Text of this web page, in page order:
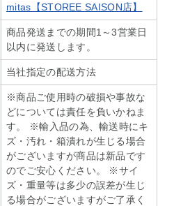
mitas【STOREE SAISON店】
商品発送までの期間1～3営業日
以内に発送します。
当社指定の配送方法
※商品ご使用時の破損や事故な
どについては責任を負いかねま
す。 ※輸入品の為、輸送時にキ
ズ・汚れ・箱潰れが生じる場合
がございますが商品は新品です
のでご安心ください。 ※サイ
ズ・重量等は多少の誤差が生じ
る場合がございますがご了承く